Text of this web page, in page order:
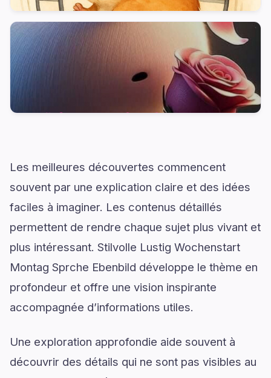
Les meilleures découvertes commencent
souvent par une explication claire et des idées
faciles à imaginer. Les contenus détaillés
permettent de rendre chaque sujet plus vivant et
plus intéressant. Stilvolle Lustig Wochenstart
Montag Sprche Ebenbild développe le thème en
profondeur et offre une vision inspirante
accompagnée d’informations utiles.
Une exploration approfondie aide souvent à
découvrir des détails qui ne sont pas visibles au